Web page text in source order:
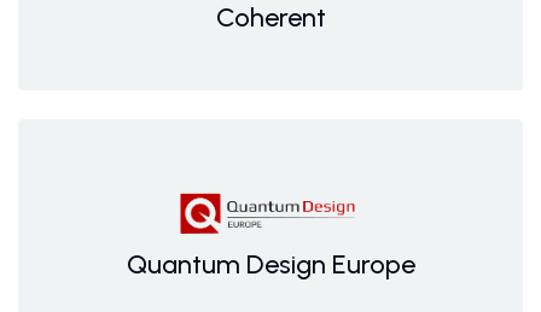
Coherent
Quantum Design Europe